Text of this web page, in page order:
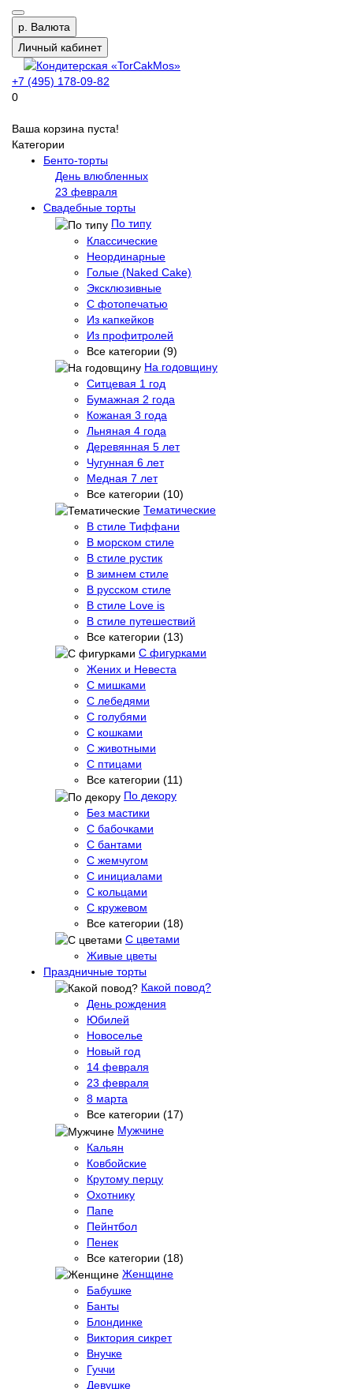
р. Валюта
Личный кабинет
+7 (495) 178-09-82
0
Ваша корзина пуста!
Категории
Бенто-торты
День влюбленных
23 февраля
Свадебные торты
По типу
Классические
Неординарные
Голые (Naked Cake)
Эксклюзивные
С фотопечатью
Из капкейков
Из профитролей
Все категории (9)
На годовщину
Ситцевая 1 год
Бумажная 2 года
Кожаная 3 года
Льняная 4 года
Деревянная 5 лет
Чугунная 6 лет
Медная 7 лет
Все категории (10)
Тематические
В стиле Тиффани
В морском стиле
В стиле рустик
В зимнем стиле
В русском стиле
В стиле Love is
В стиле путешествий
Все категории (13)
С фигурками
Жених и Невеста
С мишками
С лебедями
С голубями
С кошками
С животными
С птицами
Все категории (11)
По декору
Без мастики
С бабочками
С бантами
С жемчугом
С инициалами
С кольцами
С кружевом
Все категории (18)
С цветами
Живые цветы
Праздничные торты
Какой повод?
День рождения
Юбилей
Новоселье
Новый год
14 февраля
23 февраля
8 марта
Все категории (17)
Мужчине
Кальян
Ковбойские
Крутому перцу
Охотнику
Папе
Пейнтбол
Пенек
Все категории (18)
Женщине
Бабушке
Банты
Блондинке
Виктория сикрет
Внучке
Гуччи
Девушке